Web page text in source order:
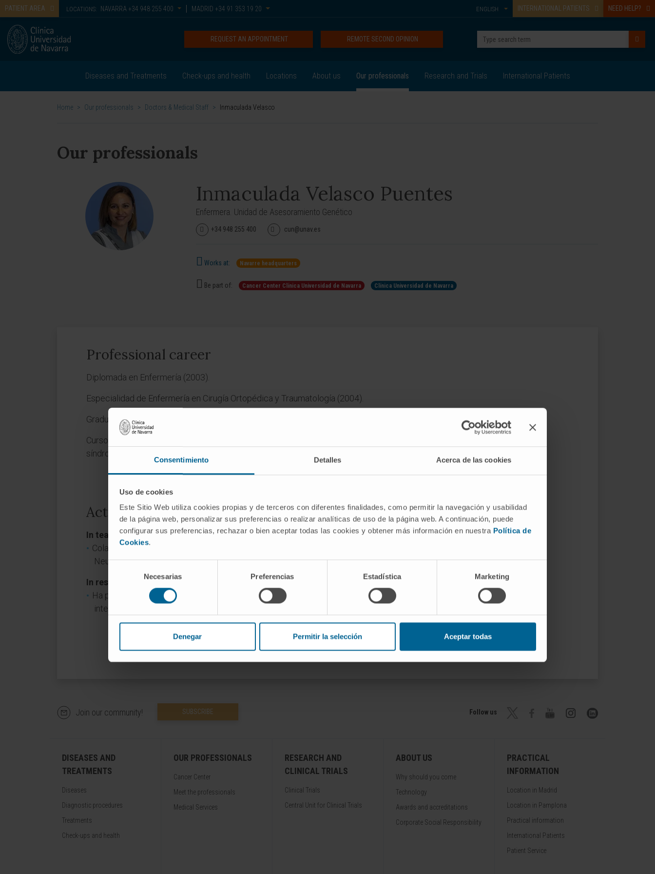
Consentimiento Detalles Acerca de las cookies
Uso de cookies
Este Sitio Web utiliza cookies propias y de terceros con diferentes finalidades, como permitir la navegación y usabilidad
de la página web, personalizar sus preferencias o realizar analíticas de uso de la página web. A continuación, puede
configurar sus preferencias, rechazar o bien aceptar todas las cookies y obtener más información en nuestra Política de
Cookies.
Selección
consentimiento
Necesarias Preferencias Estadística Marketing
Denegar Permitir la selección Aceptar todas
PATIENT AREA LOCATIONS: NAVARRA +34 948 255 400 MADRID +34 91 353 19 20 INTERNATIONAL PATIENTS NEED HELP?
ENGLISH
REMOTE SECOND OPINION
REQUEST AN APPOINTMENT
Diseases and Treatments Check-ups and health Locations About us Our professionals Research and Trials International Patients
Home > Our professionals > Doctors & Medical Staff > Inmaculada Velasco
Our professionals
Inmaculada Velasco Puentes
Enfermera. Unidad de Asesoramiento Genético
+34 948 255 400 cun@unav.es
Works at: Navarre headquarters
Be part of: Cancer Center Clínica Universidad de Navarra Clínica Universidad de Navarra
Professional career
Diplomada en Enfermería (2003).
Especialidad de Enfermería en Cirugía Ortopédica y Traumatología (2004).
Graduada en Enfermería (2013).
Curso de Cáncer Hereditario, 13ª Edición. Fundamentos en cáncer hereditario y
síndromes de alta prevalencia. SEOM. Enero-diciembre 2024.
Activity
In teaching
Colaboradora docente en el Máster de Enfermería Médico Quirúrgica. Área:
Neurología y Neurocirugía. Clínica Universidad de Navarra. 2018- actualidad.
In research
Ha presentado varias comunicaciones orales y escritas en congresos nacionales e
internacionales.
Join our community! SUBSCRIBE Follow us
DISEASES AND
TREATMENTS
Diseases
Diagnostic procedures
Treatments
Check-ups and health
OUR PROFESSIONALS
Cancer Center
Meet the professionals
Medical Services
RESEARCH AND
CLINICAL TRIALS
Clinical Trials
Central Unit for Clinical Trials
ABOUT US
Why should you come
Technology
Awards and accreditations
Corporate Social Responsibility
PRACTICAL
INFORMATION
Location in Madrid
Location in Pamplona
Practical information
International Patients
Patient Service